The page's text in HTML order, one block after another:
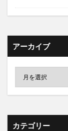
アーカイブ
カテゴリー